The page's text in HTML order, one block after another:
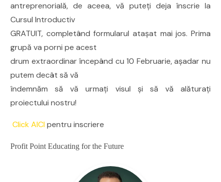
antreprenorială, de aceea, vă puteți deja înscrie la
Cursul Introductiv
GRATUIT, completând formularul atașat mai jos. Prima
grupă va porni pe acest
drum extraordinar începând cu 10 Februarie, așadar nu
putem decât să vă
îndemnăm să vă urmați visul și să vă alăturați
proiectului nostru!
Click AICIpentru inscriere
Profit Point Educating for the Future